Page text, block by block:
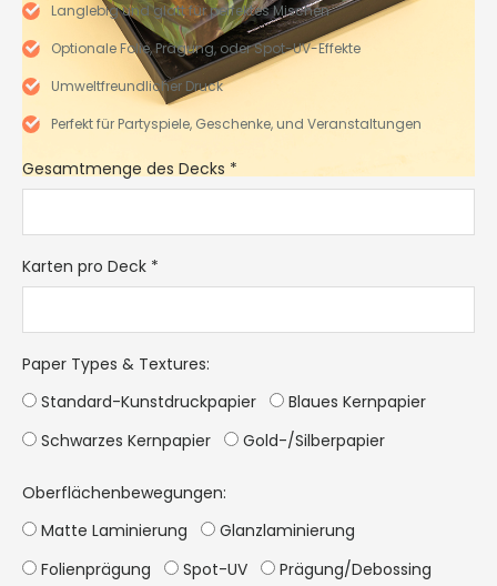
Langlebig und glatt für perfektes Mischen
Optionale Folie, Prägung, oder Spot-UV-Effekte
Umweltfreundlicher Druck
Perfekt für Partyspiele, Geschenke, und Veranstaltungen
Gesamtmenge des Decks *
Karten pro Deck *
Paper Types & Textures:
Standard-Kunstdruckpapier
Blaues Kernpapier
Schwarzes Kernpapier
Gold-/Silberpapier
Oberflächenbewegungen:
Matte Laminierung
Glanzlaminierung
Folienprägung
Spot-UV Prägung/Debossing